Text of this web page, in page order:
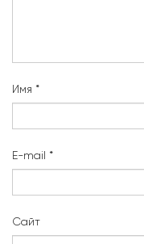
Имя *
E-mail *
Сайт